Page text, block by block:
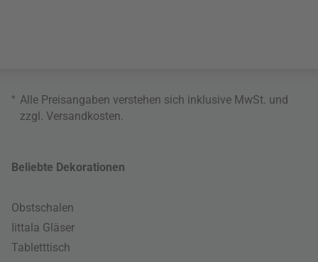
* Alle Preisangaben verstehen sich inklusive MwSt. und
zzgl. Versandkosten
Beliebte Dekorationen
Obstschalen
Iittala Gläser
Tabletttisch